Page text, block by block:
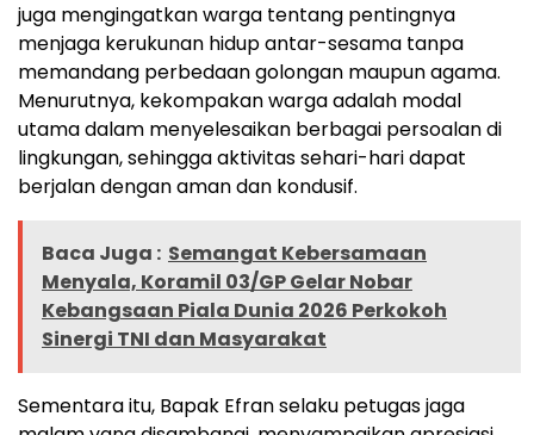
juga mengingatkan warga tentang pentingnya
menjaga kerukunan hidup antar-sesama tanpa
memandang perbedaan golongan maupun agama.
Menurutnya, kekompakan warga adalah modal
utama dalam menyelesaikan berbagai persoalan di
lingkungan, sehingga aktivitas sehari-hari dapat
berjalan dengan aman dan kondusif.
Baca Juga : Semangat Kebersamaan
Menyala, Koramil 03/GP Gelar Nobar
Kebangsaan Piala Dunia 2026 Perkokoh
Sinergi TNI dan Masyarakat
Sementara itu, Bapak Efran selaku petugas jaga